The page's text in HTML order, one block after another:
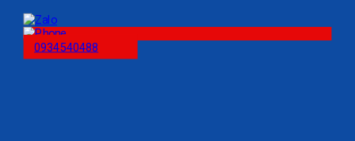
0934540488